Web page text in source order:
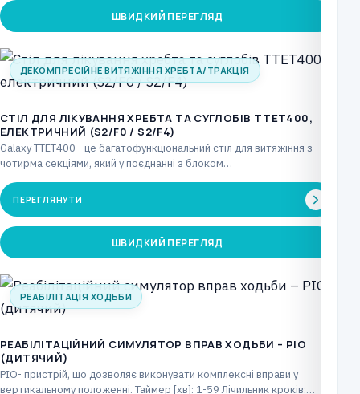
ШВИДКИЙ ПЕРЕГЛЯД
ДЕКОМПРЕСІЙНЕ ВИТЯЖІННЯ ХРЕБТА/ТРАКЦІЯ
CТІЛ ДЛЯ ЛІКУВАННЯ ХРЕБТА ТА СУГЛОБІВ TTET400,
ЕЛЕКТРИЧНИЙ (S2/F0 / S2/F4)
Galaxy TTET400 - це багатофункціональний стіл для витяжіння з
чотирма секціями, який у поєднанні з блоком…
ПЕРЕГЛЯНУТИ
ШВИДКИЙ ПЕРЕГЛЯД
РЕАБІЛІТАЦІЯ ХОДЬБИ
РЕАБІЛІТАЦІЙНИЙ СИМУЛЯТОР ВПРАВ ХОДЬБИ – PIO
(ДИТЯЧИЙ)
PIO- пристрій, що дозволяє виконувати комплексні вправи у
вертикальному положенні. Таймер [хв]: 1-59 Лічильник кроків: